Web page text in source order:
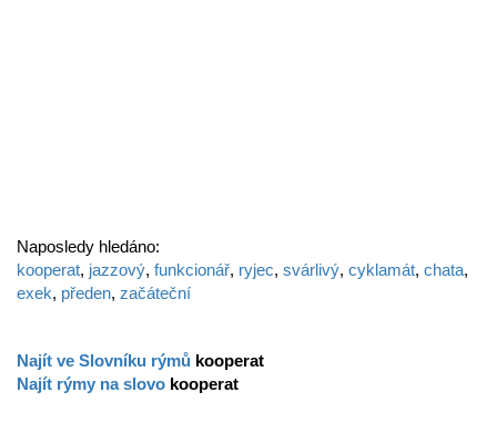
Naposledy hledáno:
kooperat, jazzový, funkcionář, ryjec, svárlivý, cyklamát, chata,
exek, předen, začáteční
Najít ve Slovníku rýmů kooperat
Najít rýmy na slovo kooperat